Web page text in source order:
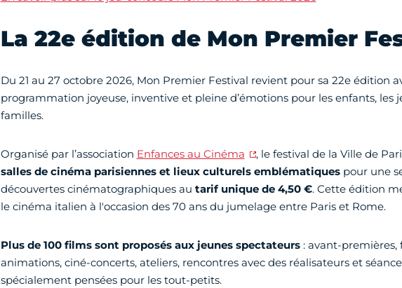
La 22e édition de Mon Premier
Du 21 au 27 octobre 2026, Mon Premier Festival revient pour sa 22e édition
programmation joyeuse, inventive et pleine d’émotions pour les enfants, les
familles.
Organisé par l’association Enfances au Cinéma , le festival de la Ville de
salles de cinéma parisiennes et lieux culturels emblématiquespour une
découvertes cinématographiques au tarif unique de 4,50 €. Cette édition
le cinéma italien à l'occasion des 70 ans du jumelage entre Paris et Rome.
Plus de 100 films sont proposés aux jeunes spectateurs: avant-premières,
animations, ciné-concerts, ateliers, rencontres avec des réalisateurs et
spécialement pensées pour les tout-petits.